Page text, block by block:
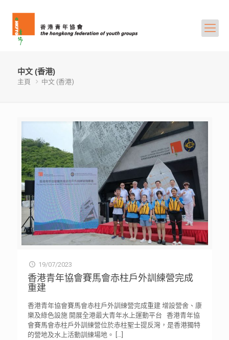
中文 (香港)
主頁 中文 (香港)
19/07/2023
香港青年協會賽馬會赤柱戶外訓練營完成
重建
香港青年協會賽馬會赤柱戶外訓練營完成重建 增設營舍、康
樂及綠色設施 開展全港最大青年水上運動平台 香港青年協
會賽馬會赤柱戶外訓練營位於赤柱聖士提反灣，是香港獨特
的營地及水上活動訓練場地。
[…]